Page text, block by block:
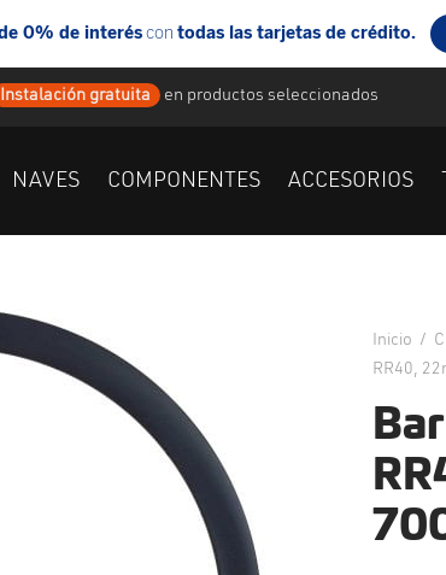
Instalación gratuita en productos seleccionados
NAVES COMPONENTES ACCESORIOS
Inicio /
RR40,